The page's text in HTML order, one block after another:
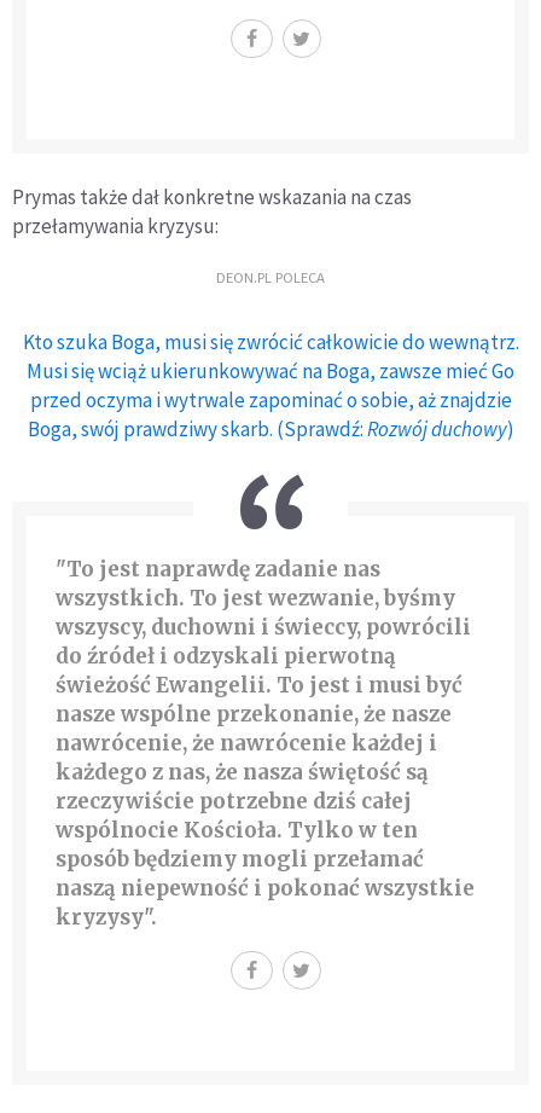
Prymas także dał konkretne wskazania na czas
przełamywania kryzysu:
DEON.PL POLECA
Kto szuka Boga, musi się zwrócić całkowicie do wewnątrz.
Musi się wciąż ukierunkowywać na Boga, zawsze mieć Go
przed oczyma i wytrwale zapominać o sobie, aż znajdzie
Boga, swój prawdziwy skarb. (Sprawdź:Rozwój duchowy)
"To jest naprawdę zadanie nas
wszystkich. To jest wezwanie, byśmy
wszyscy, duchowni i świeccy, powrócili
do źródeł i odzyskali pierwotną
świeżość Ewangelii. To jest i musi być
nasze wspólne przekonanie, że nasze
nawrócenie, że nawrócenie każdej i
każdego z nas, że nasza świętość są
rzeczywiście potrzebne dziś całej
wspólnocie Kościoła. Tylko w ten
sposób będziemy mogli przełamać
naszą niepewność i pokonać wszystkie
kryzysy".